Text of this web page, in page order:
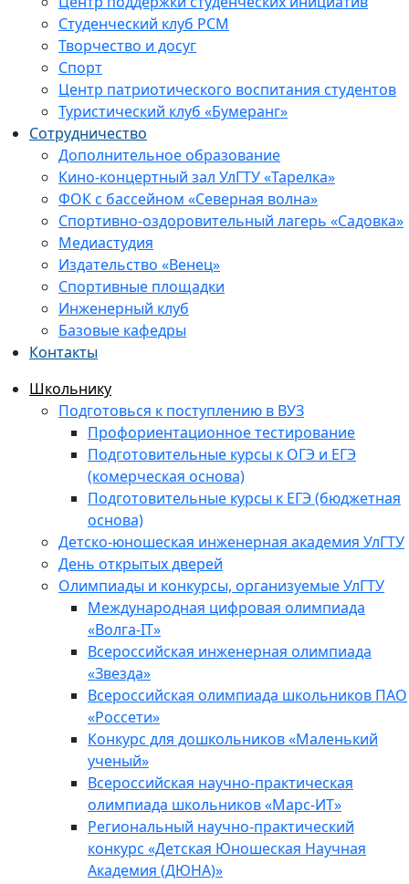
Студенческий клуб РСМ
Творчество и досуг
Спорт
Центр патриотического воспитания студентов
Туристический клуб «Бумеранг»
Сотрудничество
Дополнительное образование
Кино-концертный зал УлГТУ «Тарелка»
ФОК с бассейном «Северная волна»
Спортивно-оздоровительный лагерь «Садовка»
Медиастудия
Издательство «Венец»
Спортивные площадки
Инженерный клуб
Базовые кафедры
Контакты
Школьнику
Подготовься к поступлению в ВУЗ
Профориентационное тестирование
Подготовительные курсы к ОГЭ и ЕГЭ
(комерческая основа)
Подготовительные курсы к ЕГЭ (бюджетная
основа)
Детско-юношеская инженерная академия УлГТУ
День открытых дверей
Олимпиады и конкурсы, организуемые УлГТУ
Международная цифровая олимпиада
«Волга-IT»
Всероссийская инженерная олимпиада
«Звезда»
Всероссийская олимпиада школьников ПАО
«Россети»
Конкурс для дошкольников «Маленький
ученый»
Всероссийская научно-практическая
олимпиада школьников «Марс-ИТ»
Региональный научно-практический
конкурс «Детская Юношеская Научная
Академия (ДЮНА)»